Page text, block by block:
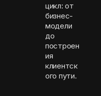
цикл: от
бизнес-
модели
до
построен
ия
клиентск
ого пути.